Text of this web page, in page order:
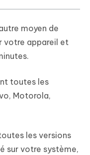
moyen de
votre appareil et
toutes les
Motorola,
les versions
sur votre système,